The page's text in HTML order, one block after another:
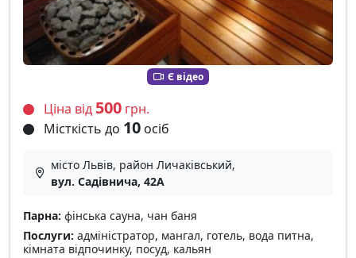
Є відео
Ціна від 500 грн.
Місткість до 10 осіб
місто Львів, район Личаківський,
вул. Садівнича, 42А
Парна: фінська сауна, чан баня
Послуги: адміністратор, мангал, готель, вода питна,
кімната відпочинку, посуд, кальян